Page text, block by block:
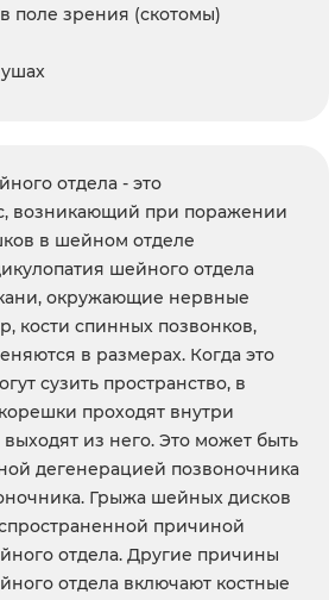
поле зрения (скотомы)
отдела - это
возникающий при поражении
в шейном отделе
шейного отдела
окружающие нервные
кости спинных позвонков,
в размерах. Когда это
сузить пространство, в
проходят внутри
из него. Это может быть
дегенерацией позвоночника
Грыжа шейных дисков
причиной
отдела. Другие причины
отдела включают костные